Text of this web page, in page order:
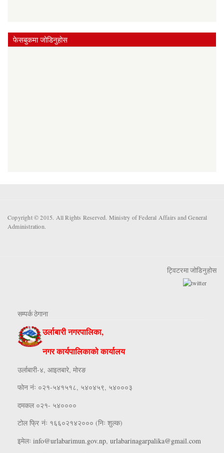
फेसबुकमा जोडिनुहोस
Copyright © 2015. All Rights Reserved. Ministry of Federal Affairs and General
Administration.
ट्विटरमा जोडिनुहोस
सम्पर्क ठेगाना
उर्लाबारी नगरपालिका,
नगर कार्यपालिकाको कार्यालय
उर्लाबारी-४, आइतबारे, माेरङ
फाेन नंः ०२१-५४१५१८, ५४०४५९, ५४०००३
दमकल ०२१- ५४००००
टोल फ्रि नंः १६६०२१४२००० (निः शुल्क)
इमेलः info@urlabarimun.gov.np, urlabarinagarpalika@gmail.com